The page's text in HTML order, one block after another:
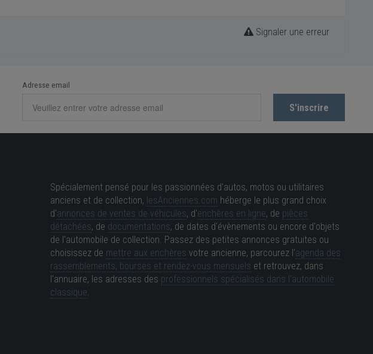
Signaler une erreur
Adresse email
Spécialement pensé pour les passionnées d'autos, motos ou utilitaires
anciens et de collection, lesAnciennes.com héberge le plus grand choix
d'annonces de ventes de véhicules, d'enchères en ligne, de pièces
détachées, de documentations, de dates d'évènements ou encore d'objets
de l'automobile de collection. Passez des petites annonces gratuites ou
choisissez de mettre aux enchères votre ancienne, parcourez l'agenda des
rassemblements, bourses et rendez-vous mensuels et retrouvez, dans
l'annuaire, les adresses des professionnels spécialisés dans l'automobile
classique.